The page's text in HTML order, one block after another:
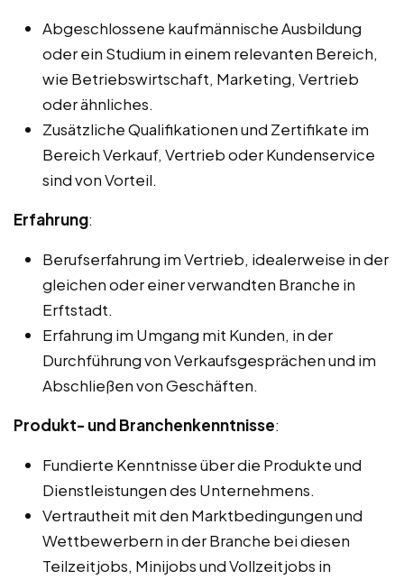
Abgeschlossene kaufmännische Ausbildung
oder ein Studium in einem relevanten Bereich,
wie Betriebswirtschaft, Marketing, Vertrieb
oder ähnliches.
Zusätzliche Qualifikationen und Zertifikate im
Bereich Verkauf, Vertrieb oder Kundenservice
sind von Vorteil.
Erfahrung:
Berufserfahrung im Vertrieb, idealerweise in der
gleichen oder einer verwandten Branche in
Erftstadt.
Erfahrung im Umgang mit Kunden, in der
Durchführung von Verkaufsgesprächen und im
Abschließen von Geschäften.
Produkt- und Branchenkenntnisse:
Fundierte Kenntnisse über die Produkte und
Dienstleistungen des Unternehmens.
Vertrautheit mit den Marktbedingungen und
Wettbewerbern in der Branche bei diesen
Teilzeitjobs, Minijobs und Vollzeitjobs in